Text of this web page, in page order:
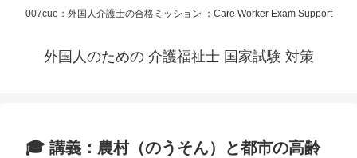
007cue：外国人介護士の合格ミッション ：Care Worker Exam Support
外国人のための 介護福祉士 国家試験 対策
🎓 講義：農村（のうそん）と都市の高齢